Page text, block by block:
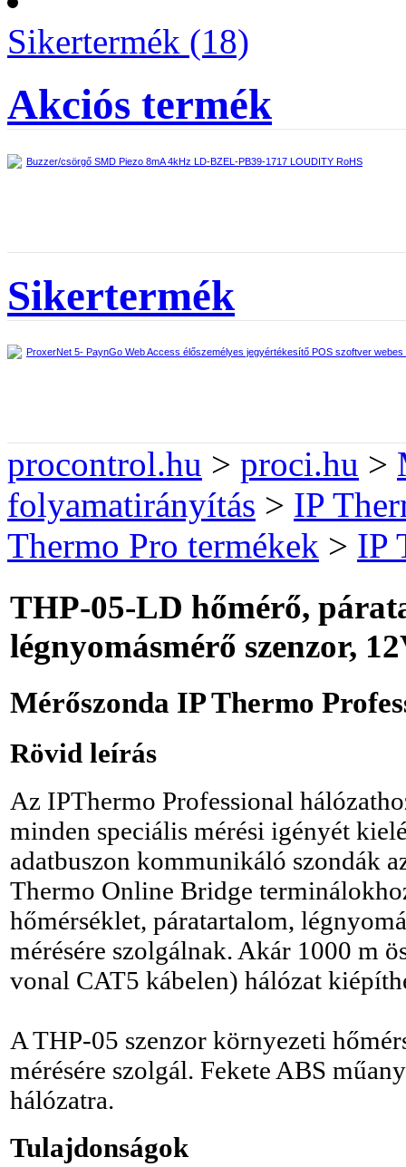
Sikertermék (18)
Akciós termék
Buzzer/csörgő SMD Piezo 8mA 4kHz LD-BZEL-PB39-1717 LOUDITY RoHS
Sikertermék
ProxerNet 5- PaynGo Web Access élőszemélyes jegyértékesítő POS szoftver webes
procontrol.hu > proci.hu >
folyamatirányítás > IP
Thermo Pro termékek > IP
THP-05-LD hőmérő,
légnyomásmérő szenzor,
Mérőszonda IP Thermo
Rövid leírás
Az IPThermo Professional
minden speciális mérési igényét
adatbuszon kommunikáló szondák
Thermo Online Bridge
hőmérséklet, páratartalom,
mérésére szolgálnak. Akár 1000 m
vonal CAT5 kábelen) hálózat
A THP-05 szenzor környezeti
mérésére szolgál. Fekete ABS
hálózatra.
Tulajdonságok